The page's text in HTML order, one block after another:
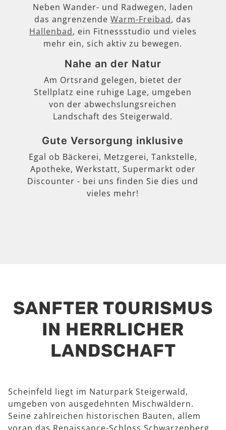
Neben Wander- und Radwegen, laden
das angrenzendeWarm-Freibad, das
Hallenbad, ein Fitnessstudio und vieles
mehr ein, sich aktiv zu bewegen.
Nahe an der Natur
Am Ortsrand gelegen, bietet der
Stellplatz eine ruhige Lage, umgeben
von der abwechslungsreichen
Landschaft des Steigerwald.
Gute Versorgung inklusive
Egal ob Bäckerei, Metzgerei, Tankstelle,
Apotheke, Werkstatt, Supermarkt oder
Discounter - bei uns finden Sie dies und
vieles mehr!
SANFTER TOURISMUS
IN HERRLICHER
LANDSCHAFT
Scheinfeld liegt im Naturpark Steigerwald,
umgeben von ausgedehnten Mischwäldern.
Seine zahlreichen historischen Bauten, allem